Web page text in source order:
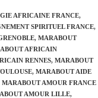
AFRICAINE FRANCE,
SPIRITUEL FRANCE,
, MARABOUT
AFRICAIN
RENNES, MARABOUT
, MARABOUT AIDE
MARABOUT AMOUR FRANCE
AMOUR LILLE,